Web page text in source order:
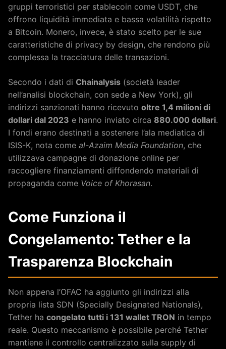
gruppi terroristici per stablecoin come USDT, che
offrono liquidità immediata e bassa volatilità rispetto
a Bitcoin. Monero, invece, è stato scelto per le sue
caratteristiche di privacy by design, che rendono più
complessa la tracciatura delle transazioni.
Secondo i dati di Chainalysis (società leader
nell’analisi blockchain, con sede a New York), gli
indirizzi sanzionati hanno ricevuto oltre 1,4 milioni di
dollari dal 2023 e hanno inviato circa 880.000 dollari.
I fondi erano destinati a sostenere l’ala mediatica di
ISIS-K, nota come al-Azaim Media Foundation, che
utilizzava campagne di donazione online per
raccogliere finanziamenti diffondendo materiali di
propaganda come Voice of Khorasan.
Come Funziona il
Congelamento: Tether e la
Trasparenza Blockchain
Non appena l’OFAC ha aggiunto gli indirizzi alla
propria lista SDN (Specially Designated Nationals),
Tether ha congelato tutti i 131 wallet TRON in tempo
reale. Questo meccanismo è possibile perché Tether
mantiene il controllo centralizzato sulla supply di